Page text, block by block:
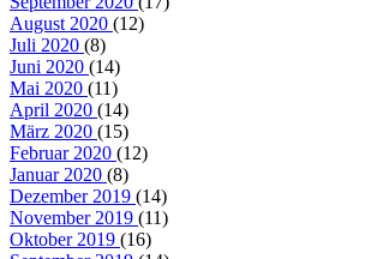
August 2020 (12)
Juli 2020 (8)
Juni 2020 (14)
Mai 2020 (11)
April 2020 (14)
März 2020 (15)
Februar 2020 (12)
Januar 2020 (8)
Dezember 2019 (14)
November 2019 (11)
Oktober 2019 (16)